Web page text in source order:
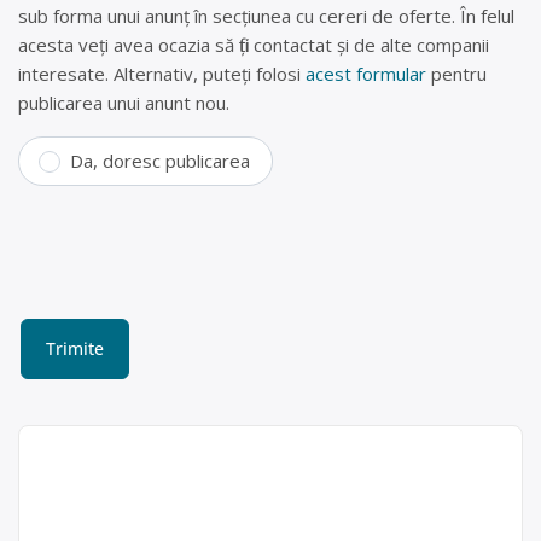
sub forma unui anunț în secțiunea cu cereri de oferte. În felul
acesta veți avea ocazia să fiți contactat și de alte companii
interesate. Alternativ, puteți folosi acest formular pentru
publicarea unui anunt nou.
Da, doresc publicarea